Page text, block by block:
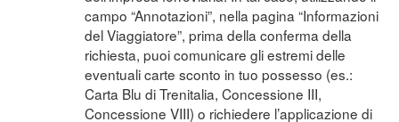
campo “Annotazioni”, nella pagina “Informazioni
del Viaggiatore”, prima della conferma della
richiesta, puoi comunicare gli estremi delle
eventuali carte sconto in tuo possesso (es.:
Carta Blu di Trenitalia, Concessione III,
Concessione VIII) o richiedere l’applicazione di